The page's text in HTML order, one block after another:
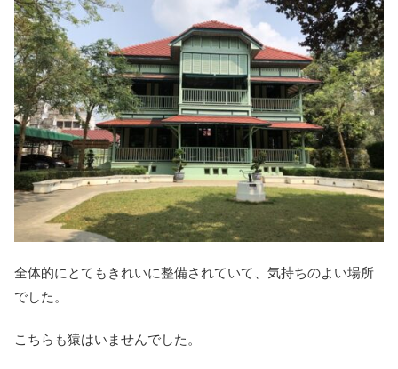
全体的にとてもきれいに整備されていて、気持ちのよい場所
でした。
こちらも猿はいませんでした。